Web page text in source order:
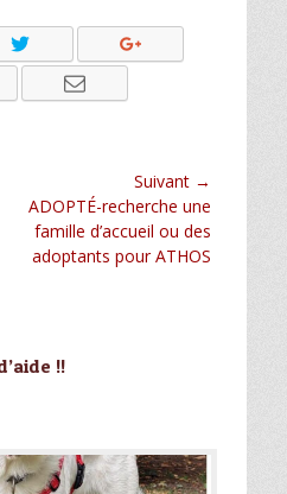
Suivant →
Article
suivant :
ADOPTÉ-recherche une
famille d’accueil ou des
adoptants pour ATHOS
!!